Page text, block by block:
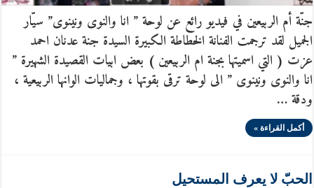
جنّة أم الربيعين في فيديو رائع عن لوحة ” انا والنوى ونينوى” سيّار
الجميل لقد ترجمت الفنانة الخطاطة الكبيرة السيدة جنة عدنان احمد
عزت ( التي اسميتها بجنة ام الربيعين ) بعض ابيات القصيدة الشهيرة ”
انا والنوى ونينوى ” الى لوحة ترقى بقوتها ، وجماليات الوانها الربيعية ،
ودقة …
أكمل القراءة »
الحبّ لا يعرف المستحيل